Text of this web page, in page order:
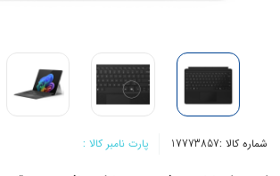
شماره کالا :17773857 پارت نامبر کالا :